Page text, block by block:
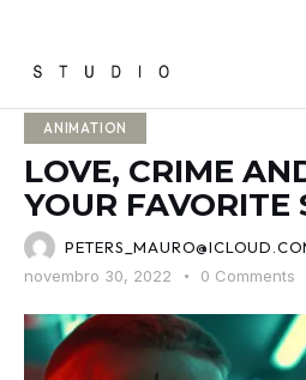
ANIMATION
LOVE, CRIME
YOUR FAVORITE
novembro 30, 2022
0 Comments